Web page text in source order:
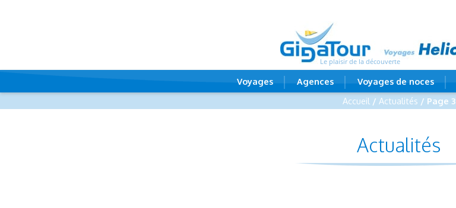
Le plaisir de la découverte
Voyages Agences Voyages de noces
Accueil / Actualités / Page 3
Actualités